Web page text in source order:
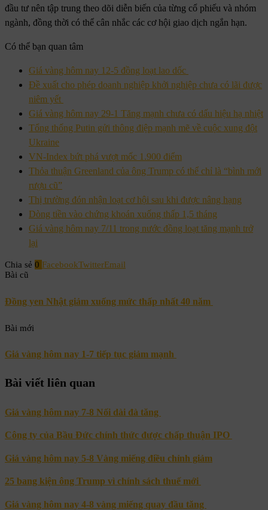
đầu tư nên tập trung theo dõi diễn biến của từng cổ phiếu và nhóm
ngành, đồng thời có thể cân nhắc các cơ hội giao dịch ngắn hạn.
Có thể bạn quan tâm
Giá vàng hôm nay 12-5 đồng loạt lao dốc
Đề xuất cho phép doanh nghiệp khởi nghiệp chưa có lãi được
niêm yết
Giá vàng hôm nay 29-1 Tăng mạnh chưa có dấu hiệu hạ nhiệt
Tổng thống Putin gửi thông điệp mạnh mẽ về cuộc xung đột
Ukraine
VN-Index bứt phá vượt mốc 1.900 điểm
Thỏa thuận Greenland của ông Trump có thể chỉ là “bình mới
rượu cũ”
Thị trường đón nhận loạt cơ hội sau khi được nâng hạng
Dòng tiền vào chứng khoán xuống thấp 1,5 tháng
Giá vàng hôm nay 7/11 trong nước đồng loạt tăng mạnh trở
lại
Chia sẻ 0 FacebookTwitterEmail
Bài cũ
Đồng yen Nhật giảm xuống mức thấp nhất 40 năm
Bài mới
Giá vàng hôm nay 1-7 tiếp tục giảm mạnh
Bài viết liên quan
Giá vàng hôm nay 7-8 Nối dài đà tăng
Công ty của Bầu Đức chính thức được chấp thuận IPO
Giá vàng hôm nay 5-8 Vàng miếng điều chỉnh giảm
25 bang kiện ông Trump vì chính sách thuế mới
Giá vàng hôm nay 4-8 vàng miếng quay đầu tăng